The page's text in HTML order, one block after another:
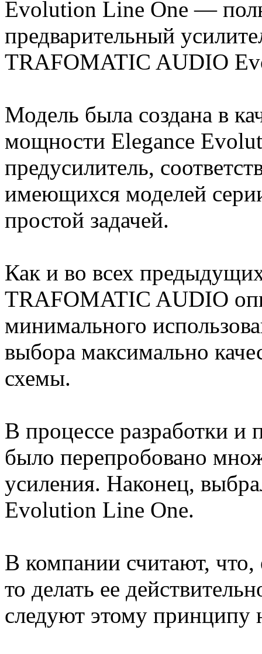
Evolution Line One —
предварительный
TRAFOMATIC AUDIO
Модель была создана в
мощности Elegance
предусилитель,
имеющихся моделей
простой задачей.
Как и во всех
TRAFOMATIC AUDIO
минимального
выбора максимально
схемы.
В процессе разработки и
было перепробовано
усиления. Наконец,
Evolution Line One.
В компании считают,
то делать ее
следуют этому принципу